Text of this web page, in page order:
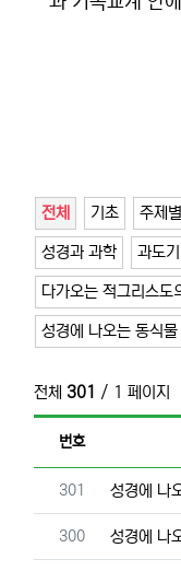
전체 기초 주제별
성경과 과학 과도
다가오는 적그리스도
성경에 나오는 동식물
전체 301 / 1 페이지
번호
번호
301 성경에 나
번호
300 성경에 나